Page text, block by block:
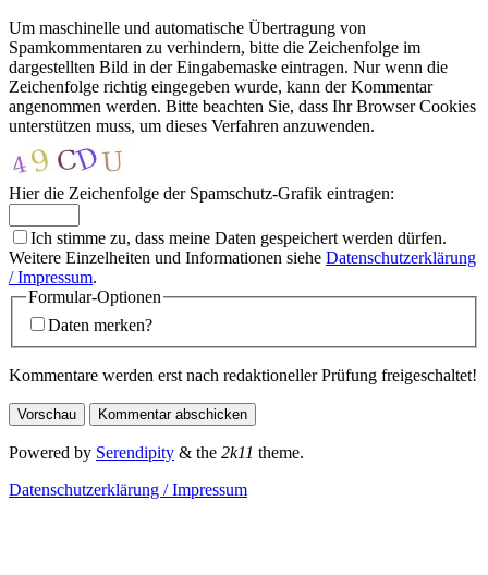
Um maschinelle und automatische Übertragung von
Spamkommentaren zu verhindern, bitte die Zeichenfolge im
dargestellten Bild in der Eingabemaske eintragen. Nur wenn die
Zeichenfolge richtig eingegeben wurde, kann der Kommentar
angenommen werden. Bitte beachten Sie, dass Ihr Browser Cookies
unterstützen muss, um dieses Verfahren anzuwenden.
Hier die Zeichenfolge der Spamschutz-Grafik eintragen:
Ich stimme zu, dass meine Daten gespeichert werden dürfen.
Weitere Einzelheiten und Informationen siehe Datenschutzerklärung
/ Impressum.
Formular-Optionen
Daten merken?
Kommentare werden erst nach redaktioneller Prüfung freigeschaltet!
Powered by Serendipity & the 2k11 theme.
Datenschutzerklärung / Impressum